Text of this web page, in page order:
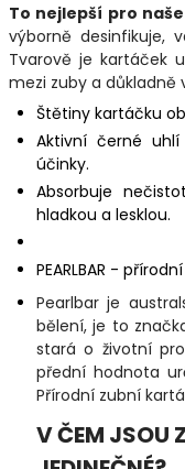
To nejlepší pro
výborně desinfikuje,
Tvarově je kartáček
mezi zuby a důkladně
Štětiny kartáčku
Aktivní černé
účinky.
Absorbuje
hladkou a lesklou.
PEARLBAR -
Pearlbar je
bělení, je to
stará o životní
přední hodnota
Přírodní zubní
V ČEM JSOU